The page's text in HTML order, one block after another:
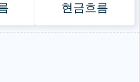
현금흐름